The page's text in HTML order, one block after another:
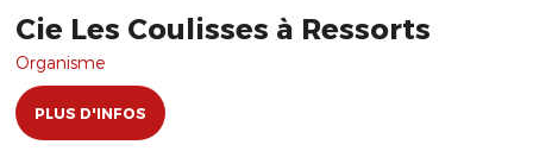
Cie Les Coulisses à Ressorts
Organisme
PLUS D'INFOS